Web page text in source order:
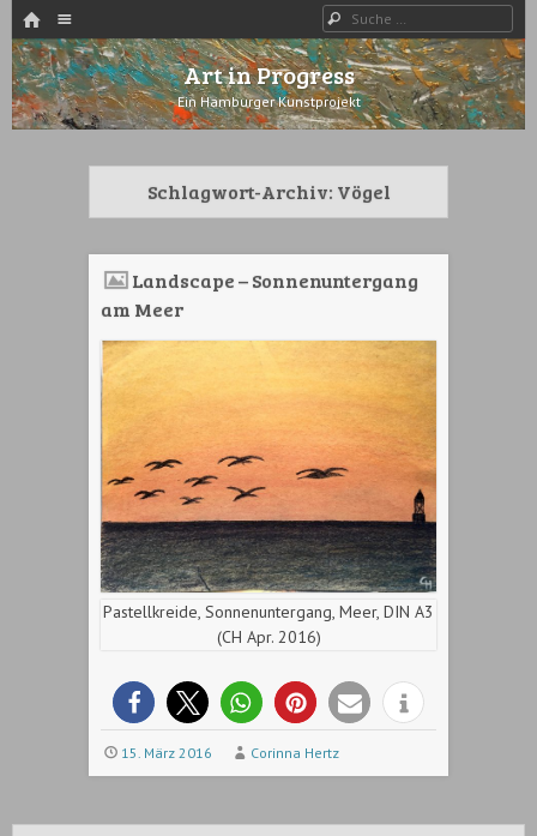
HOME
WECHSELN SIE ZUM INHALT
Suche
Art in Progress
Ein Hamburger Kunstprojekt
Schlagwort-Archiv: Vögel
Landscape – Sonnenuntergang
am Meer
Pastellkreide, Sonnenuntergang, Meer, DIN A3
(CH Apr. 2016)
15. März 2016 Corinna Hertz